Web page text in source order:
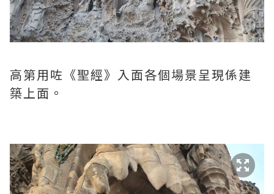
高第用咗《聖經》入面各個場景呈現係建
築上面。